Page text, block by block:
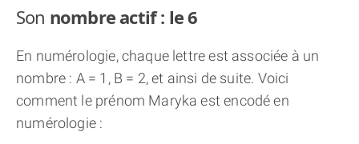
Son nombre actif : le 6
En numérologie, chaque lettre est associée à un
nombre : A = 1, B = 2, et ainsi de suite. Voici
comment le prénom Maryka est encodé en
numérologie :
(À PROPOS)